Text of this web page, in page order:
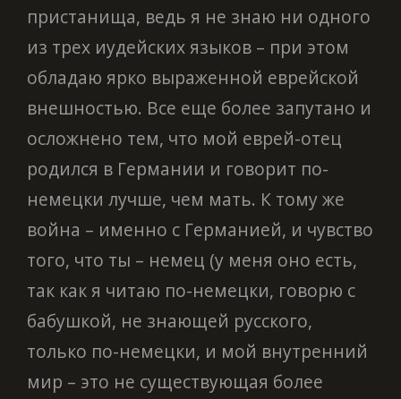
пристанища, ведь я не знаю ни одного
из трех иудейских языков – при этом
обладаю ярко выраженной еврейской
внешностью. Все еще более запутано и
осложнено тем, что мой еврей-отец
родился в Германии и говорит по-
немецки лучше, чем мать. К тому же
война – именно с Германией, и чувство
того, что ты – немец (у меня оно есть,
так как я читаю по-немецки, говорю с
бабушкой, не знающей русского,
только по-немецки, и мой внутренний
мир – это не существующая более